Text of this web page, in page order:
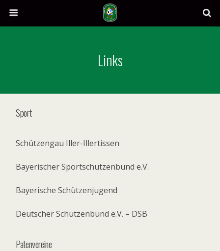
Links
Sport
Schützengau Iller-Illertissen
Bayerischer Sportschützenbund e.V.
Bayerische Schützenjugend
Deutscher Schützenbund e.V. – DSB
Patenvereine